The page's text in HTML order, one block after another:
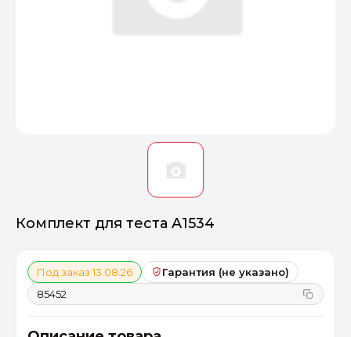
Комплект для теста A1534
Под заказ 13.08.26
Гарантия (не указано)
85452